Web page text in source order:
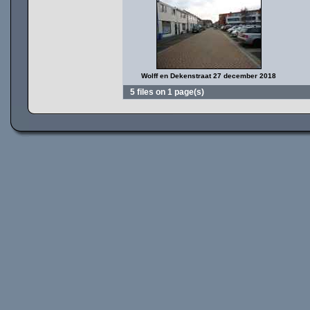
Wolff en Dekenstraat 27 december 2018
5 files on 1 page(s)